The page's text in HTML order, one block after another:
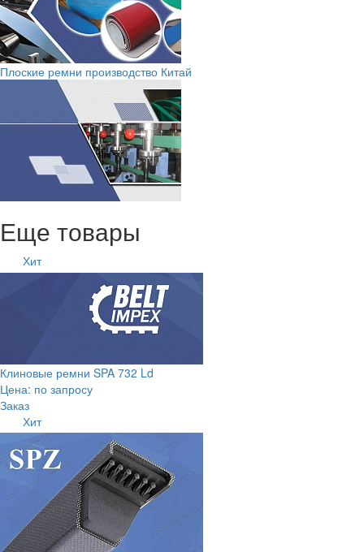
Плоские ремни производство Китай
Еще товары
Хит
Клиновые ремни SPA 732 Ld
Цена: по запросу
Заказ
Хит